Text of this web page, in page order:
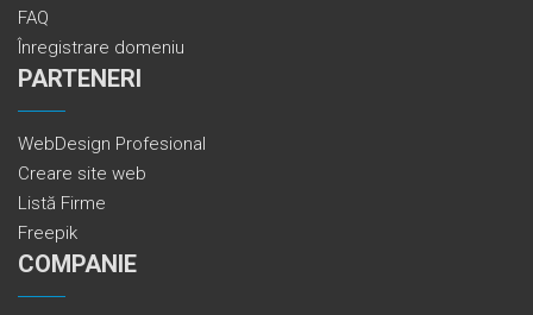
FAQ
Înregistrare domeniu
PARTENERI
WebDesign Profesional
Creare site web
Listă Firme
Freepik
COMPANIE